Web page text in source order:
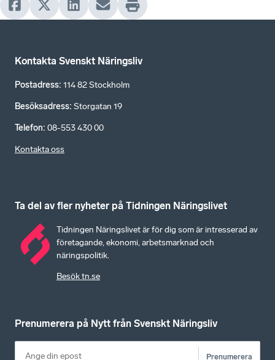
Kontakta Svenskt Näringsliv
Postadress: 114 82 Stockholm
Besöksadress: Storgatan 19
Telefon: 08-553 430 00
Kontakta oss
Ta del av fler nyheter på Tidningen Näringslivet
Tidningen Näringslivet är för dig som är intresserad av
företagande, ekonomi, arbetsmarknad och
näringspolitik.
Besök tn.se
Prenumerera på Nytt från Svenskt Näringsliv
Prenumerera